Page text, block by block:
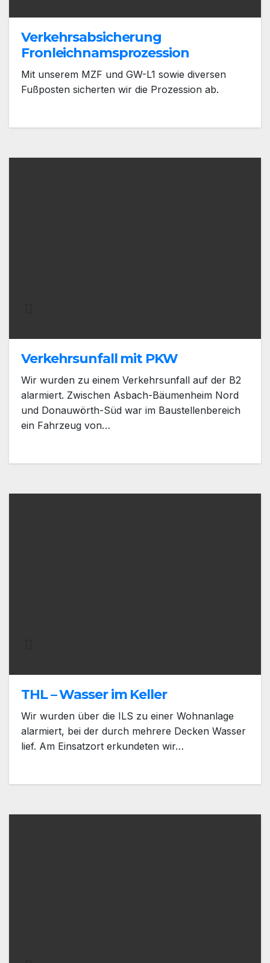
Verkehrsabsicherung
Fronleichnamsprozession
Mit unserem MZF und GW-L1 sowie diversen
Fußposten sicherten wir die Prozession ab.
Verkehrsunfall mit PKW
Wir wurden zu einem Verkehrsunfall auf der B2
alarmiert. Zwischen Asbach-Bäumenheim Nord
und Donauwörth-Süd war im Baustellenbereich
ein Fahrzeug von…
THL – Wasser im Keller
Wir wurden über die ILS zu einer Wohnanlage
alarmiert, bei der durch mehrere Decken Wasser
lief. Am Einsatzort erkundeten wir…